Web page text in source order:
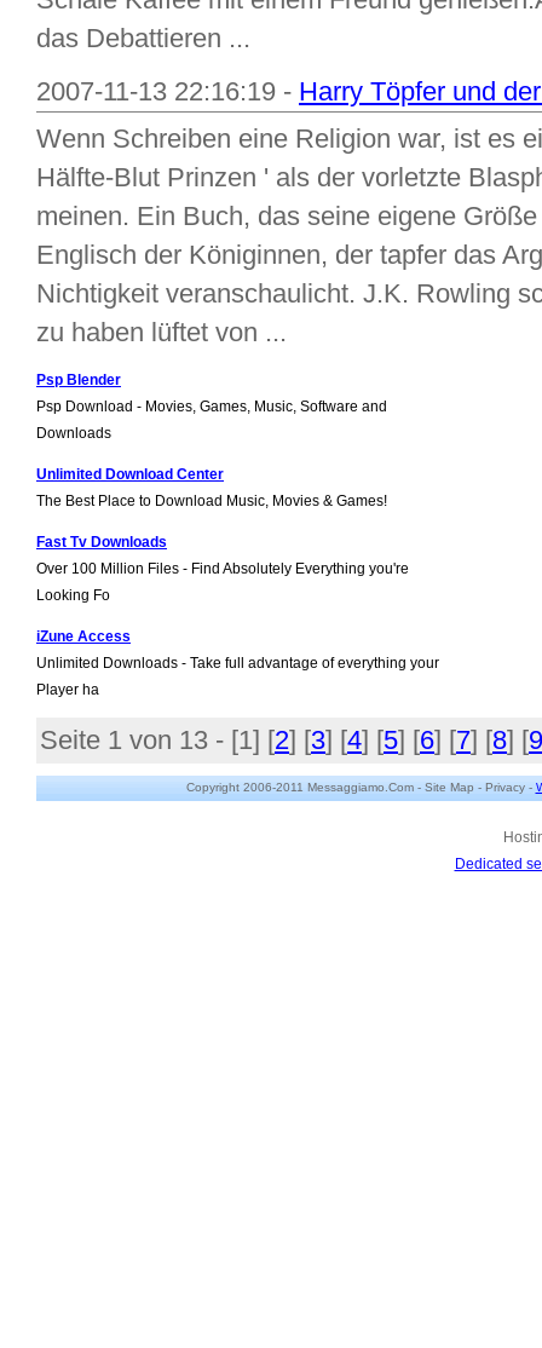
das Debattieren ...
2007-11-13 22:16:19 - Harry Töpfer und
Wenn Schreiben eine Religion war, ist es
Hälfte-Blut Prinzen ' als der vorletzte
meinen. Ein Buch, das seine eigene
Englisch der Königinnen, der tapfer das
Nichtigkeit veranschaulicht. J.K. Rowling
zu haben lüftet von ...
Psp Blender
Psp Download - Movies, Games, Music, Software and
Downloads
Unlimited Download Center
The Best Place to Download Music, Movies & Games!
Fast Tv Downloads
Over 100 Million Files - Find Absolutely Everything you're
Looking Fo
iZune Access
Unlimited Downloads - Take full advantage of everything your
Player ha
Seite 1 von 13 - [1] [2] [3] [4] [5] [6] [7] [8] [9
Copyright 2006-2011 Messaggiamo.Com - Site Map - Privacy-
Dedicated